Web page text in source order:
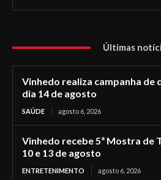
Últimas
Vinhedo realiza campanha de
dia 14 de agosto
SAÚDE agosto 6, 2026
Vinhedo recebe 5ª Mostra de
10 e 13 de agosto
ENTRETENIMENTO agosto 6, 2026